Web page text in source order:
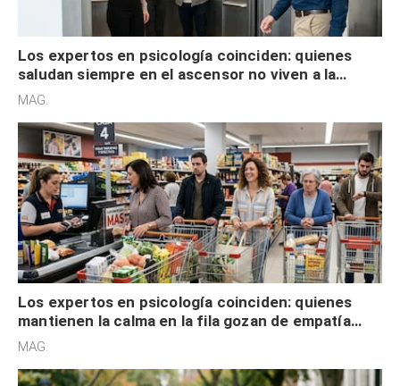
Los expertos en psicología coinciden: quienes
saludan siempre en el ascensor no viven a la
defensiva y tienen apertura social
MAG.
Los expertos en psicología coinciden: quienes
mantienen la calma en la fila gozan de empatía
cognitiva, gratitud y no solo tienen autocontrol
MAG.